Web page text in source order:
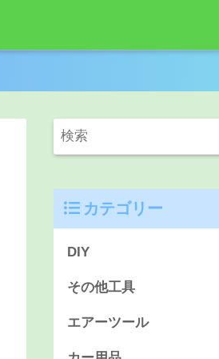
カテゴリー
DIY
その他工具
エアーツール